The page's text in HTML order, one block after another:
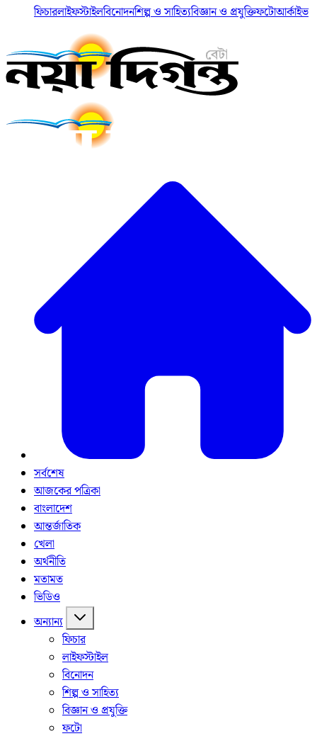
ফিচারলাইফস্টাইলবিনোদনশিল্প ও সাহিত্যবিজ্ঞান ও প্রযুক্তিফটোআর্কাইভ
সর্বশেষ
আজকের পত্রিকা
বাংলাদেশ
আন্তর্জাতিক
খেলা
অর্থনীতি
মতামত
ভিডিও
অন্যান্য
ফিচার
লাইফস্টাইল
বিনোদন
শিল্প ও সাহিত্য
বিজ্ঞান ও প্রযুক্তি
ফটো